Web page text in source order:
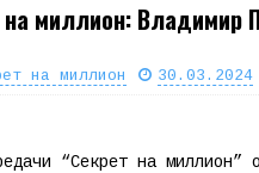
на миллион: Владимир
на миллион 30.03.2024
“Секрет на